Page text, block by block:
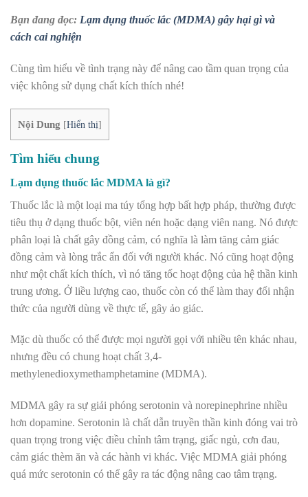
Bạn đang đọc: Lạm dụng thuốc lắc (MDMA) gây hại gì và
cách cai nghiện
Cùng tìm hiểu về tình trạng này để nâng cao tầm quan trọng của
việc không sử dụng chất kích thích nhé!
Nội Dung [Hiển thị]
Tìm hiểu chung
Lạm dụng thuốc lắc MDMA là gì?
Thuốc lắc là một loại ma túy tổng hợp bất hợp pháp, thường được
tiêu thụ ở dạng thuốc bột, viên nén hoặc dạng viên nang. Nó được
phân loại là chất gây đồng cảm, có nghĩa là làm tăng cảm giác
đồng cảm và lòng trắc ẩn đối với người khác. Nó cũng hoạt động
như một chất kích thích, vì nó tăng tốc hoạt động của hệ thần kinh
trung ương. Ở liều lượng cao, thuốc còn có thể làm thay đổi nhận
thức của người dùng về thực tế, gây ảo giác.
Mặc dù thuốc có thể được mọi người gọi với nhiều tên khác nhau,
nhưng đều có chung hoạt chất 3,4-
methylenedioxymethamphetamine (MDMA).
MDMA gây ra sự giải phóng serotonin và norepinephrine nhiều
hơn dopamine. Serotonin là chất dẫn truyền thần kinh đóng vai trò
quan trọng trong việc điều chỉnh tâm trạng, giấc ngủ, cơn đau,
cảm giác thèm ăn và các hành vi khác. Việc MDMA giải phóng
quá mức serotonin có thể gây ra tác động nâng cao tâm trạng.